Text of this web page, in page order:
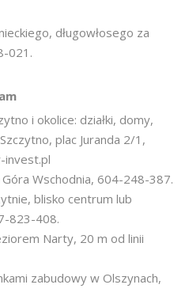
długowłosego za
021.
i okolice: działki, domy,
plac Juranda 2/1,
invest.pl
Wschodnia, 604-248-387.
blisko centrum lub
823-408.
Narty, 20 m od linii
zabudowy w Olszynach,